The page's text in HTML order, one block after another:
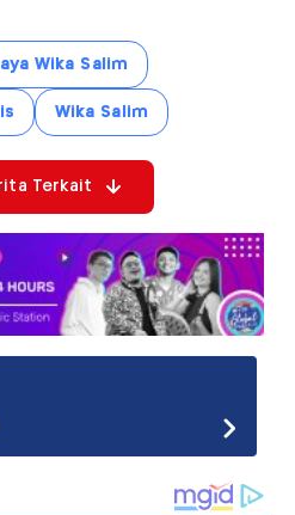
Wika Salim
Wika Salim
Terkait